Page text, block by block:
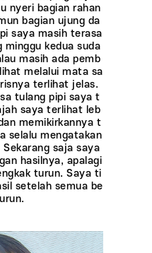
nyeri bagian rahan
bagian ujung da
saya masih terasa
minggu kedua suda
masih ada pemb
melalui mata sa
terlihat jelas.
tulang pipi saya t
saya terlihat leb
memikirkannya t
selalu mengatakan
saja saya
hasilnya, apalagi
turun. Saya ti
setelah semua be